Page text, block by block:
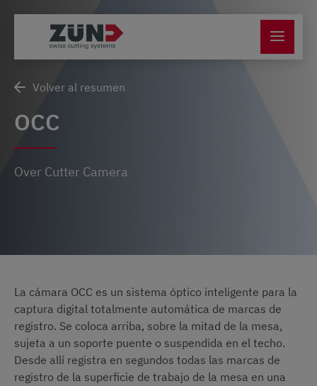
Volver al resumen
OCC
Over Cutter Camera
La cámara OCC es un sistema óptico inteligente para la
captura digital totalmente automática de marcas de
registro. Se coloca arriba, sobre la mitad de la mesa,
sujeta a un soporte puente o suspendida en el techo.
Desde allí registra en segundos todas las marcas de
registro de la superficie de trabajo de la mesa en una